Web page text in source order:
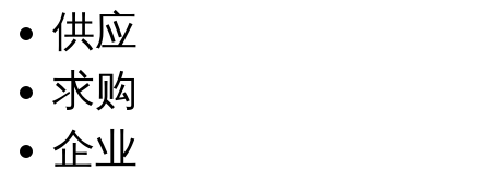
供应
求购
企业